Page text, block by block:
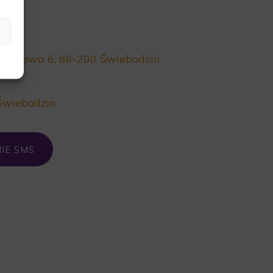
Parkowa 6, 66-200 Świebodzin
SMS